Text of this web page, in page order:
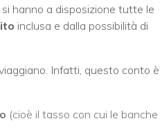
si hanno a disposizione tutte le
inclusa e dalla possibilità di
Infatti, questo conto è
(cioè il tasso con cui le banche